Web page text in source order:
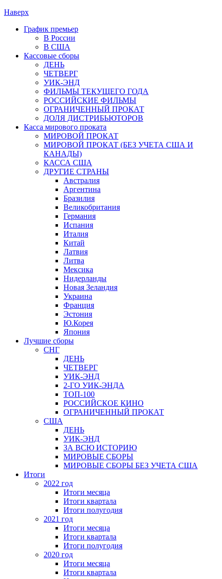
Наверх
График премьер
В России
В США
Кассовые сборы
ДЕНЬ
ЧЕТВЕРГ
УИК-ЭНД
ФИЛЬМЫ ТЕКУЩЕГО ГОДА
РОССИЙСКИЕ ФИЛЬМЫ
ОГРАНИЧЕННЫЙ ПРОКАТ
ДОЛЯ ДИСТРИБЬЮТОРОВ
Касса мирового проката
МИРОВОЙ ПРОКАТ
МИРОВОЙ ПРОКАТ (БЕЗ УЧЕТА США И
КАНАДЫ)
КАССА США
ДРУГИЕ СТРАНЫ
Австралия
Аргентина
Бразилия
Великобритания
Германия
Испания
Италия
Китай
Латвия
Литва
Мексика
Нидерланды
Новая Зеландия
Украина
Франция
Эстония
Ю.Корея
Япония
Лучшие сборы
СНГ
ДЕНЬ
ЧЕТВЕРГ
УИК-ЭНД
2-ГО УИК-ЭНДА
ТОП-100
РОССИЙСКОЕ КИНО
ОГРАНИЧЕННЫЙ ПРОКАТ
США
ДЕНЬ
УИК-ЭНД
ЗА ВСЮ ИСТОРИЮ
МИРОВЫЕ СБОРЫ
МИРОВЫЕ СБОРЫ БЕЗ УЧЕТА США
Итоги
2022 год
Итоги месяца
Итоги квартала
Итоги полугодия
2021 год
Итоги месяца
Итоги квартала
Итоги полугодия
2020 год
Итоги месяца
Итоги квартала